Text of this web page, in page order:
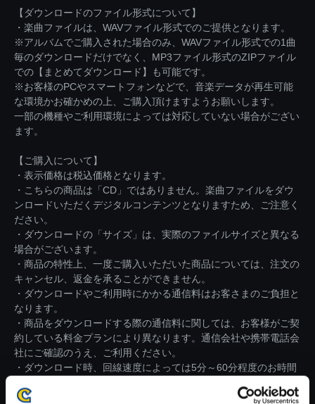
【ダウンロードのファイル形式について】
・楽曲ファイルは、WAVファイル形式でのご提供となります。
※アルバムでご購入された場合のみ、WAVファイル形式での1曲
毎のダウンロードだけでなく、MP3ファイル形式のZIPファイル
での【まとめてダウンロード】も可能です。
※お客様のPCやスマートフォンなどで、音楽データが再生可能
な環境かお確かめの上、ご購入頂けますようお願いします。
一部の機種やご利用環境によっては対応していない場合がござい
ます。
【ご購入について】
・表示価格は税込価格となります。
・こちらの商品は「CD」ではありません。楽曲ファイルをダウ
ンロードいただくデジタルコンテンツとなりますため、ご注意く
ださい。
・ダウンロードの「サイズ」は、実際のファイルサイズと異なる
場合がございます。
・商品の特性上、一度ご購入いただいた商品については、注文の
キャンセル、返金を承ることができません。
・ダウンロードやご利用時にかかる通信料はお客さまのご負担と
なります。
・商品をダウンロードする際の通信料に関しては、お客様がご契
約している料金プランにより異なります。通信会社や携帯電話会
社にご確認のうえ、ご利用ください。
・ダウンロード時、回線速度によっては5分～60分程度のお時間
※ご購入いただいたファイルのダウンロードの際には、通信環境